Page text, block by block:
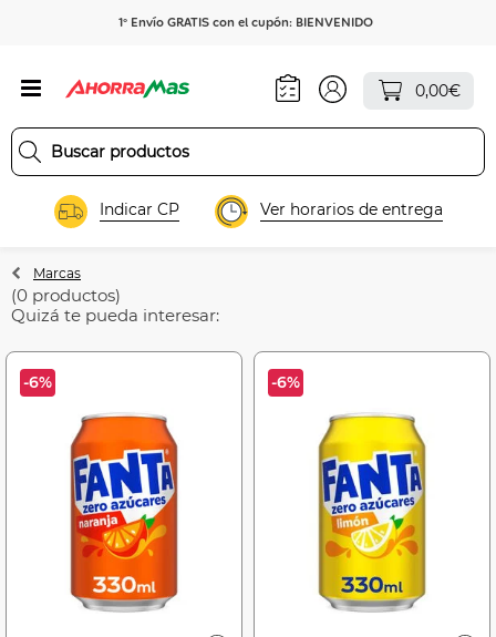
1º Envío GRATIS con el cupón: BIENVENIDO
0,00€
Indicar CP Ver horarios de entrega
Marcas
(0 productos)
Quizá te pueda interesar:
-6% -6%